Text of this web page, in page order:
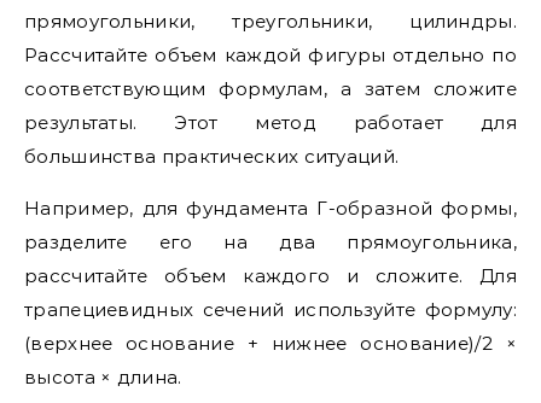
прямоугольники, треугольники, цилиндры.
Рассчитайте объем каждой фигуры отдельно по
соответствующим формулам, а затем сложите
результаты. Этот метод работает для
большинства практических ситуаций.
Например, для фундамента Г-образной формы,
разделите его на два прямоугольника,
рассчитайте объем каждого и сложите. Для
трапециевидных сечений используйте формулу:
(верхнее основание + нижнее основание)/2 ×
высота × длина.